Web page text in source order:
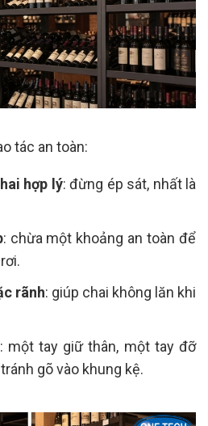
tác an toàn:
hợp lý: đừng ép sát, nhất là
: chừa một khoảng an toàn để
rãnh: giúp chai không lăn khi
: một tay giữ thân, một tay đỡ
gõ vào khung kệ.